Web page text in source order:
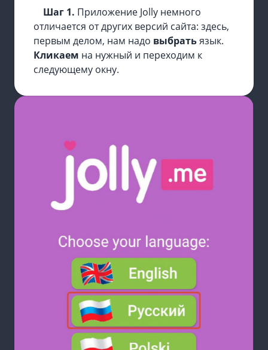
Шаг 1. Приложение Jolly немного
отличается от других версий сайта: здесь,
первым делом, нам надо выбратьязык.
Кликаем на нужный и переходим к
следующему окну.